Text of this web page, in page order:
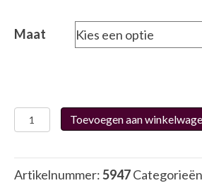
Maat
Fluchos
F1774
aantal
Toevoegen aan
Artikelnummer:5947